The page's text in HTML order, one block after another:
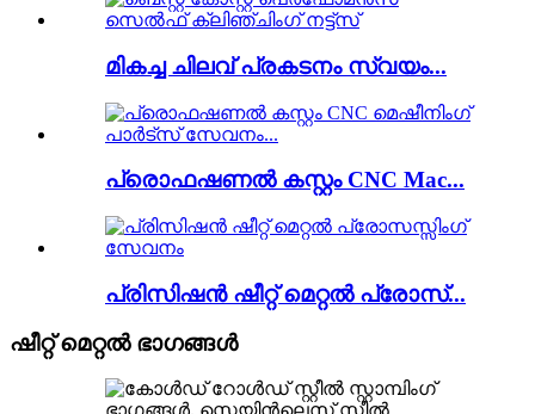
മികച്ച ചിലവ് പ്രകടനം സ്വയം...
പ്രൊഫഷണൽ കസ്റ്റം CNC Mac...
പ്രിസിഷൻ ഷീറ്റ് മെറ്റൽ പ്രോസ്...
ഷീറ്റ് മെറ്റൽ ഭാഗങ്ങൾ